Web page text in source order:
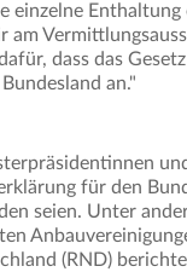
einzelne
am
dass das
an."
für den
seien. Unter
(RND)